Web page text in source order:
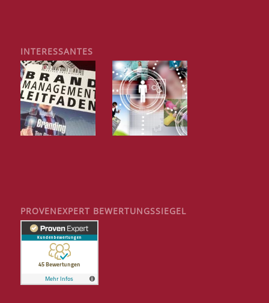
INTERESSANTES
PROVENEXPERT BEWERTUNGSSIEGEL